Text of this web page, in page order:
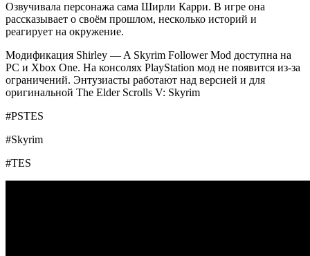
Озвучивала персонажа сама Ширли Карри. В игре она
рассказывает о своём прошлом, несколько историй и
реагирует на окружение.
Модификация Shirley — A Skyrim Follower Mod доступна на
PC и Xbox One. На консолях PlayStation мод не появится из-за
ограничений. Энтузиасты работают над версией и для
оригинальной The Elder Scrolls V: Skyrim
#PSTES
#Skyrim
#TES